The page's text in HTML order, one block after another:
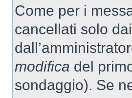
Come per i
cancellati solo
modifica del
sondaggio). Se